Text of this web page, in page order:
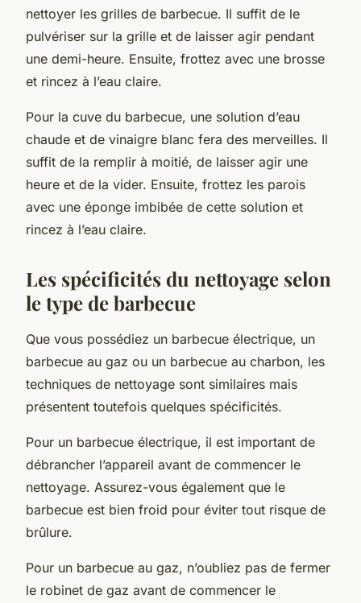
nettoyer les grilles de barbecue. Il suffit de le
pulvériser sur la grille et de laisser agir pendant
une demi-heure. Ensuite, frottez avec une brosse
et rincez à l’eau claire.
Pour la cuve du barbecue, une solution d’eau
chaude et de vinaigre blanc fera des merveilles. Il
suffit de la remplir à moitié, de laisser agir une
heure et de la vider. Ensuite, frottez les parois
avec une éponge imbibée de cette solution et
rincez à l’eau claire.
Les spécificités du nettoyage selon
le type de barbecue
Que vous possédiez un barbecue électrique, un
barbecue au gaz ou un barbecue au charbon, les
techniques de nettoyage sont similaires mais
présentent toutefois quelques spécificités.
Pour un barbecue électrique, il est important de
débrancher l’appareil avant de commencer le
nettoyage. Assurez-vous également que le
barbecue est bien froid pour éviter tout risque de
brûlure.
Pour un barbecue au gaz, n’oubliez pas de fermer
le robinet de gaz avant de commencer le